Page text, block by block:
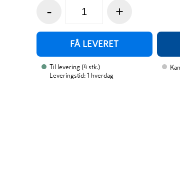
- +
FÅ LEVERET
Til levering (4 stk.)
Leveringstid: 1 hverdag